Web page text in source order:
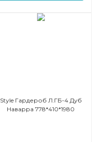
Style Гардероб Л.ГБ-4 Дуб
Наварра 778*410*1980